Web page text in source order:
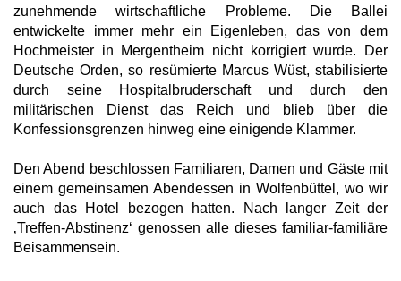
zunehmende wirtschaftliche Probleme. Die Ballei
entwickelte immer mehr ein Eigenleben, das von dem
Hochmeister in Mergentheim nicht korrigiert wurde. Der
Deutsche Orden, so resümierte Marcus Wüst, stabilisierte
durch seine Hospitalbruderschaft und durch den
militärischen Dienst das Reich und blieb über die
Konfessionsgrenzen hinweg eine einigende Klammer.
Den Abend beschlossen Familiaren, Damen und Gäste mit
einem gemeinsamen Abendessen in Wolfenbüttel, wo wir
auch das Hotel bezogen hatten. Nach langer Zeit der
‚Treffen-Abstinenz‘ genossen alle dieses familiar-familiäre
Beisammensein.